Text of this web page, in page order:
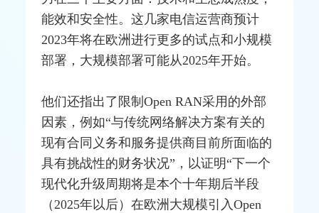
能效和安全性。这几家电信运营商预计
2023年将在欧洲进行更多的试点和小规模
部署，大规模部署可能从2025年开始。
他们还指出了限制Open RAN采用的外部
因素，例如“与传统网络解决方案有关的
现有合同义务和服务提供商目前所面临的
具有挑战性的财务状况”，以证明“下一个
现代化升级周期将是本个十年期后半段
（2025年以后）在欧洲大规模引入Open